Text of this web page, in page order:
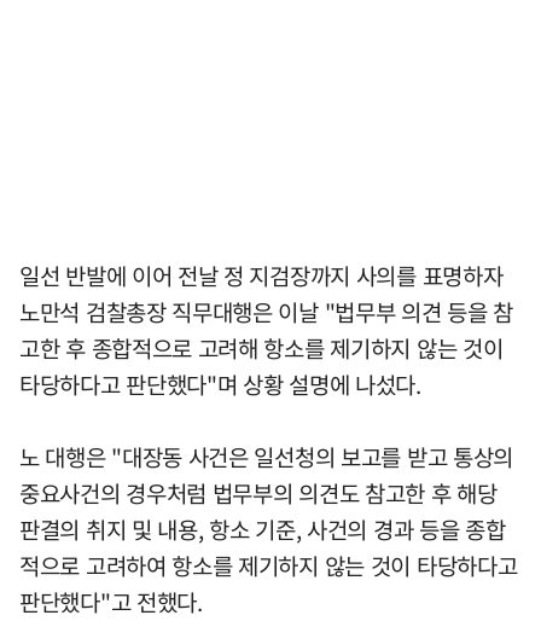
일선 반발에 이어 전날 정 지검장까지 사의를 표명하자
노만석 검찰총장 직무대행은 이날 "법무부 의견 등을 참
고한 후 종합적으로 고려해 항소를 제기하지 않는 것이
타당하다고 판단했다"며 상황 설명에 나섰다.
노 대행은 "대장동 사건은 일선청의 보고를 받고 통상의
중요사건의 경우처럼 법무부의 의견도 참고한 후 해당
판결의 취지 및 내용, 항소 기준, 사건의 경과 등을 종합
적으로 고려하여 항소를 제기하지 않는 것이 타당하다고
판단했다"고 전했다.